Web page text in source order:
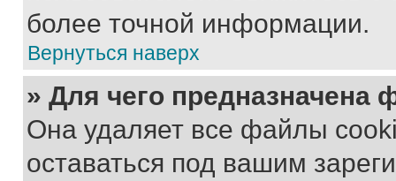
более точной информации.
Вернуться наверх
» Для чего предназначена
Она удаляет все файлы
оставаться под вашим